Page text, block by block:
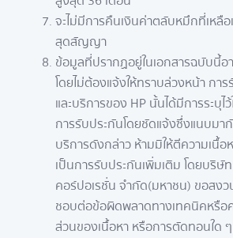
จะไม่มีการคืนเงินค่าตลับหมึกที่เหลื
สุดสัญญา
ข้อมูลที่ปรากฏอยู่ในเอกสารฉบับนี้อ
โดยไม่ต้องแจ้งให้ทราบล่วงหน้า ก
และบริการของ HP นั้นได้มีการระบุไ
การรับประกันโดยชัดแจ้งซึ่งแนบม
บริการดังกล่าว ห้ามมิให้ตีความเนื้อ
เป็นการรับประกันเพิ่มเติม โดยบริษั
คอร์ปอเรชั่น จำกัด(มหาชน) ขอสง
ชอบต่อข้อผิดพลาดทางเทคนิคหรือ
ส่วนของเนื้อหา หรือการตัดทอนใด